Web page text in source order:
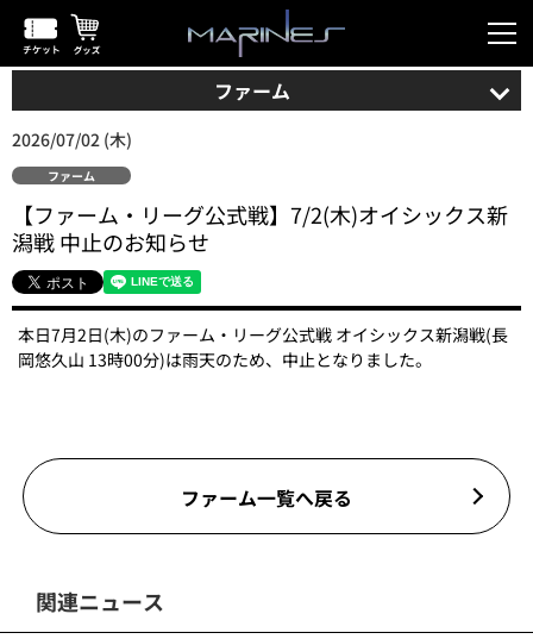
ファーム
2026/07/02 (木)
ファーム
【ファーム・リーグ公式戦】7/2(木)オイシックス新
潟戦 中止のお知らせ
本日7月2日(木)のファーム・リーグ公式戦 オイシックス新潟戦(長
岡悠久山 13時00分)は雨天のため、中止となりました。
ファーム一覧へ戻る
関連ニュース